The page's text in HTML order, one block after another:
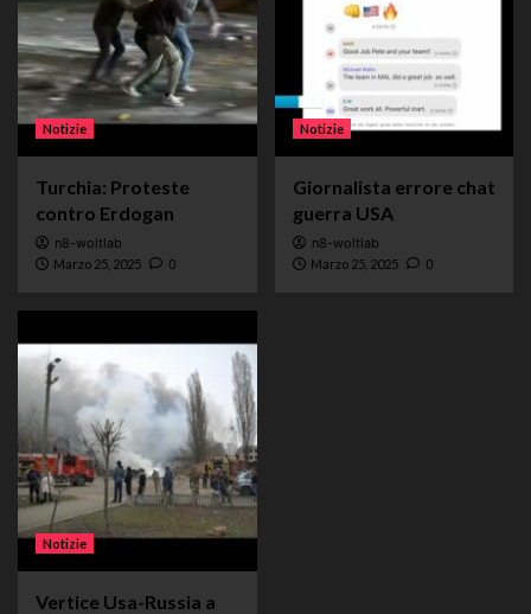
Notizie
Turchia: Proteste
contro Erdogan
n8-woltlab
Marzo 25, 2025 0
Notizie
Giornalista errore chat
guerra USA
n8-woltlab
Marzo 25, 2025 0
Notizie
Vertice Usa-Russia a